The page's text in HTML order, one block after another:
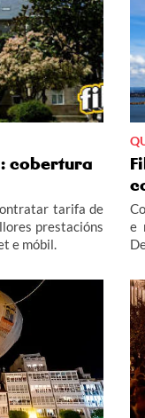
cobertura
tarifa de
prestacións
e móbil.
e